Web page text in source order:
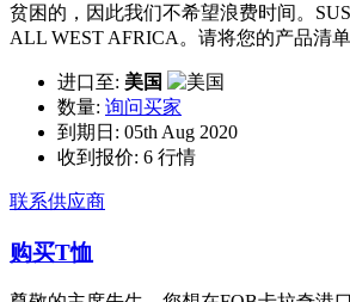
贫困的，因此我们不希望浪费时间。
ALL WEST AFRICA。请将您的产品清
进口至: 美国
数量: 询问买家
到期日: 05th Aug 2020
收到报价: 6 行情
联系供应商
购买T恤